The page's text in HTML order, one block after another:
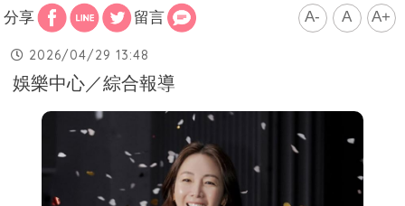
分享 留言 A- A A+
2026/04/29 13:48
娛樂中心／綜合報導